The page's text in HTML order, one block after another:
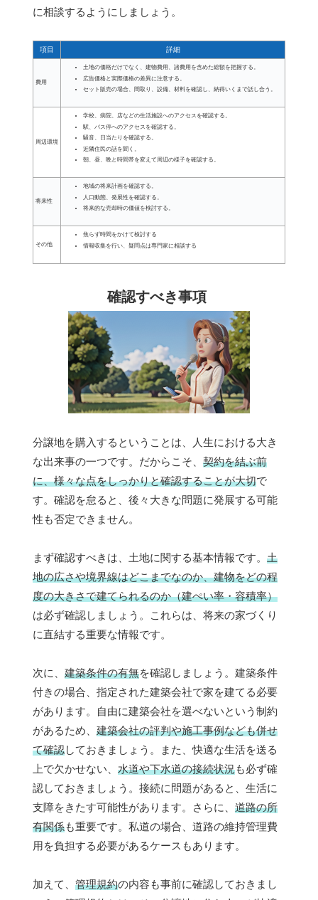
に相談するようにしましょう。
項目 詳細
費用
土地の価格だけでなく、建物費用、諸費用を含めた総額を把握する。
広告価格と実際価格の差異に注意する。
セット販売の場合、間取り、設備、材料を確認し、納得いくまで話し合う。
周辺環境
学校、病院、店などの生活施設へのアクセスを確認する。
駅、バス停へのアクセスを確認する。
騒音、日当たりを確認する。
近隣住民の話を聞く。
朝、昼、晩と時間帯を変えて周辺の様子を確認する。
将来性
地域の将来計画を確認する。
人口動態、発展性を確認する。
将来的な売却時の価値を検討する。
その他
焦らず時間をかけて検討する
情報収集を行い、疑問点は専門家に相談する
確認すべき事項
分譲地を購入するということは、人生における大き
な出来事の一つです。だからこそ、 契約を結ぶ前
に、様々な点をしっかりと確認することが大切で
す。確認を怠ると、後々大きな問題に発展する可能
性も否定できません。
まず確認すべきは、土地に関する基本情報です。 土
地の広さや境界線はどこまでなのか、建物をどの程
度の大きさで建てられるのか（建ぺい率・容積率）
は必ず確認しましょう。これらは、将来の家づくり
に直結する重要な情報です。
次に、 建築条件の有無を確認しましょう。建築条件
付きの場合、指定された建築会社で家を建てる必要
があります。自由に建築会社を選べないという制約
があるため、 建築会社の評判や施工事例なども併せ
て確認しておきましょう。また、快適な生活を送る
上で欠かせない、 水道や下水道の接続状況も必ず確
認しておきましょう。接続に問題があると、生活に
支障をきたす可能性があります。さらに、 道路の所
有関係も重要です。私道の場合、道路の維持管理費
用を負担する必要があるケースもあります。
加えて、 管理規約の内容も事前に確認しておきまし